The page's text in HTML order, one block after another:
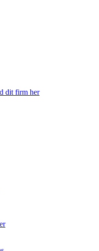
dit firm her